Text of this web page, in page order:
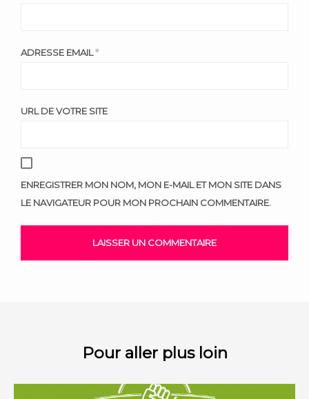
ADRESSE EMAIL*
URL DE VOTRE SITE
ENREGISTRER MON NOM, MON E-MAIL ET MON SITE DANS
LE NAVIGATEUR POUR MON PROCHAIN COMMENTAIRE.
Pour aller plus loin